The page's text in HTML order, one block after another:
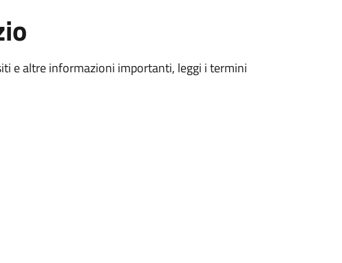
e altre informazioni importanti, leggi i termini